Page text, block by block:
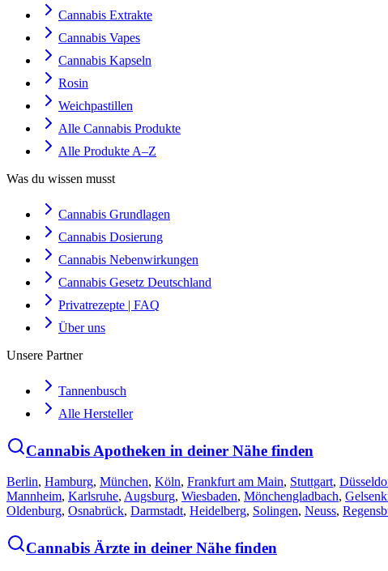
Cannabis Extrakte
Cannabis Vapes
Cannabis Kapseln
Rosin
Weichpastillen
Alle Cannabis Produkte
Alle Produkte A–Z
Was du wissen musst
Cannabis Grundlagen
Cannabis Dosierung
Cannabis Nebenwirkungen
Cannabis Gesetz Deutschland
Privatrezepte | FAQ
Über uns
Unsere Partner
Tannenbusch
Alle Hersteller
Cannabis Apotheken in deiner Nähe finden
Berlin, Hamburg, München, Köln, Frankfurt am Main, Stuttgart,
Mannheim, Karlsruhe, Augsburg, Wiesbaden, Mönchengladbach,
Oldenburg, Osnabrück, Darmstadt, Heidelberg, Solingen, Neuss,
Cannabis Ärzte in deiner Nähe finden